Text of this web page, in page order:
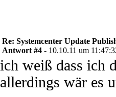
Re: Systemcenter Update
Antwort #4 - 10.10.11 um
ich weiß dass ich
allerdings wär es